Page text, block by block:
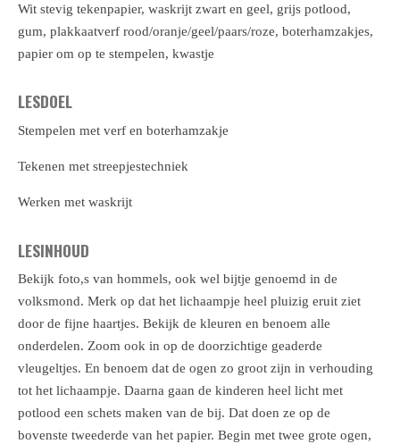
Wit stevig tekenpapier, waskrijt zwart en geel, grijs potlood,
gum, plakkaatverf rood/oranje/geel/paars/roze, boterhamzakjes,
papier om op te stempelen, kwastje
LESDOEL
Stempelen met verf en boterhamzakje
Tekenen met streepjestechniek
Werken met waskrijt
LESINHOUD
Bekijk foto,s van hommels, ook wel bijtje genoemd in de
volksmond. Merk op dat het lichaampje heel pluizig eruit ziet
door de fijne haartjes. Bekijk de kleuren en benoem alle
onderdelen. Zoom ook in op de doorzichtige geaderde
vleugeltjes. En benoem dat de ogen zo groot zijn in verhouding
tot het lichaampje. Daarna gaan de kinderen heel licht met
potlood een schets maken van de bij. Dat doen ze op de
bovenste tweederde van het papier. Begin met twee grote ogen,